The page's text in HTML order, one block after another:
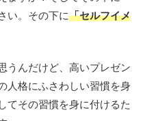
い。その下に「セルフイメ
うんだけど、高いプレゼン
人格にふさわしい習慣を身
てその習慣を身に付けるた